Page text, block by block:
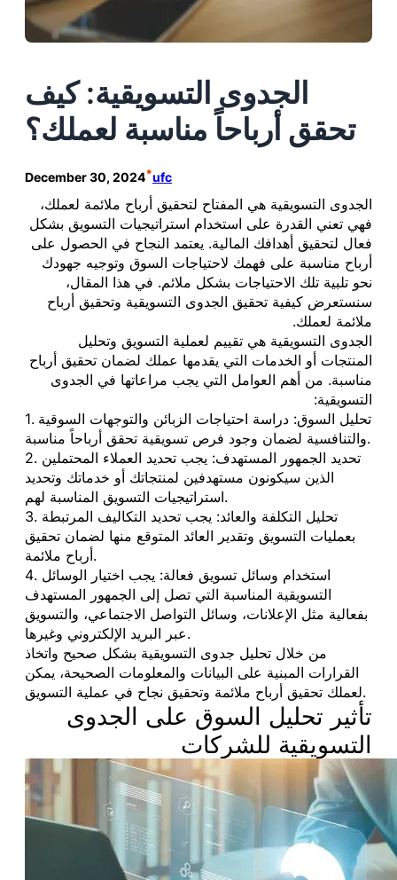
الجدوى التسويقية: كيف
تحقق أرباحاً مناسبة لعملك؟
December 30, 2024•ufc
الجدوى التسويقية هي المفتاح لتحقيق أرباح ملائمة لعملك،
فهي تعني القدرة على استخدام استراتيجيات التسويق بشكل
فعال لتحقيق أهدافك المالية. يعتمد النجاح في الحصول على
أرباح مناسبة على فهمك لاحتياجات السوق وتوجيه جهودك
نحو تلبية تلك الاحتياجات بشكل ملائم. في هذا المقال،
سنستعرض كيفية تحقيق الجدوى التسويقية وتحقيق أرباح
ملائمة لعملك.
الجدوى التسويقية هي تقييم لعملية التسويق وتحليل
المنتجات أو الخدمات التي يقدمها عملك لضمان تحقيق أرباح
مناسبة. من أهم العوامل التي يجب مراعاتها في الجدوى
التسويقية:
1. تحليل السوق: دراسة احتياجات الزبائن والتوجهات السوقية
والتنافسية لضمان وجود فرص تسويقية تحقق أرباحاً مناسبة.
2. تحديد الجمهور المستهدف: يجب تحديد العملاء المحتملين
الذين سيكونون مستهدفين لمنتجاتك أو خدماتك وتحديد
استراتيجيات التسويق المناسبة لهم.
3. تحليل التكلفة والعائد: يجب تحديد التكاليف المرتبطة
بعمليات التسويق وتقدير العائد المتوقع منها لضمان تحقيق
أرباح ملائمة.
4. استخدام وسائل تسويق فعالة: يجب اختيار الوسائل
التسويقية المناسبة التي تصل إلى الجمهور المستهدف
بفعالية مثل الإعلانات، وسائل التواصل الاجتماعي، والتسويق
عبر البريد الإلكتروني وغيرها.
من خلال تحليل جدوى التسويقية بشكل صحيح واتخاذ
القرارات المبنية على البيانات والمعلومات الصحيحة، يمكن
لعملك تحقيق أرباح ملائمة وتحقيق نجاح في عملية التسويق.
تأثير تحليل السوق على الجدوى
التسويقية للشركات